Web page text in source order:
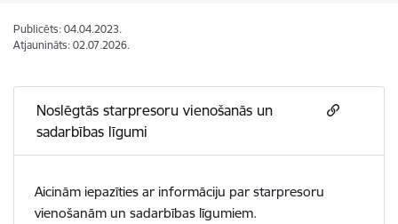
Publicēts: 04.04.2023.
Atjaunināts: 02.07.2026.
Noslēgtās starpresoru vienošanās un
sadarbības līgumi
Aicinām iepazīties ar informāciju par starpresoru
vienošanām un sadarbības līgumiem.